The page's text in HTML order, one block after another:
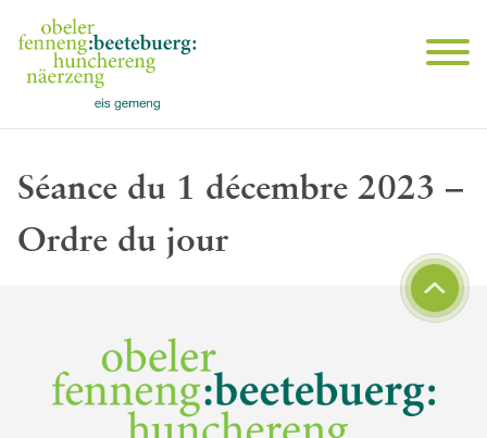
Séance du 1 décembre 2023 –
Ordre du jour